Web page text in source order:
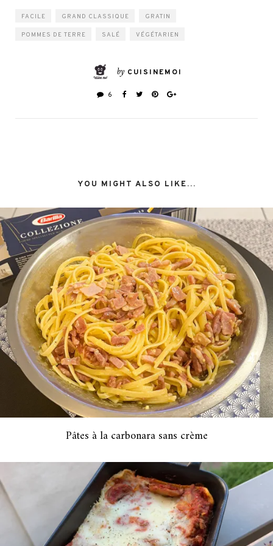
FACILE GRAND CLASSIQUE GRATIN
POMMES DE TERRE SALÉ VÉGÉTARIEN
by CUISINEMOI
6
YOU MIGHT ALSO LIKE...
Pâtes à la carbonara sans crème